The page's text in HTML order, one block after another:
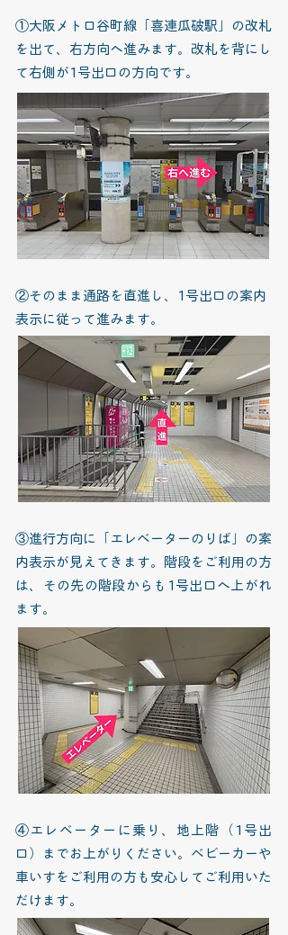
①大阪メトロ谷町線「喜連瓜破駅」の改札
を出て、右方向へ進みます。改札を背にし
て右側が1号出口の方向です。
②そのまま通路を直進し、1号出口の案内
表示に従って進みます。
③進行方向に「エレベーターのりば」の案
内表示が見えてきます。階段をご利用の方
は、その先の階段からも1号出口へ上がれ
ます。
④エレベーターに乗り、地上階（1号出
口）までお上がりください。ベビーカーや
車いすをご利用の方も安心してご利用いた
だけます。